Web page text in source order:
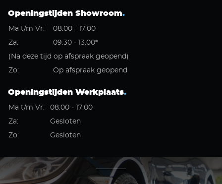
Openingstijden Showroom.
Ma t/m Vr:
08:00 - 17:00
Za:
09.30 - 13.00*
(Na deze tijd op afspraak geopend)
Zo:
Op afspraak geopend
Openingstijden Werkplaats.
Ma t/m Vr:
08:00 - 17:00
Za:
Gesloten
Zo:
Gesloten